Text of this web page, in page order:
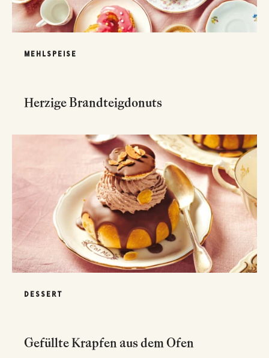
MEHLSPEISE
Herzige Brandteigdonuts
DESSERT
Gefüllte Krapfen aus dem Ofen